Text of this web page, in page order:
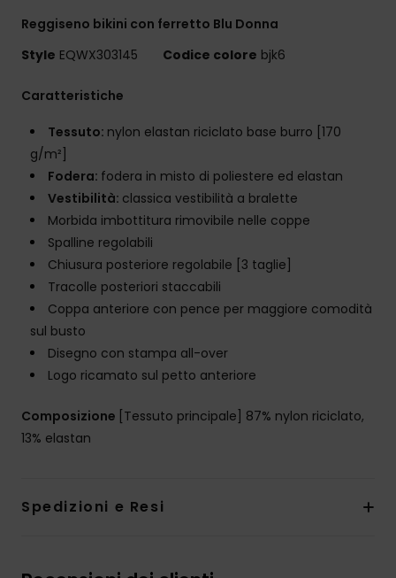
Reggiseno bikini con ferretto Blu Donna
Style EQWX303145 Codice colore bjk6
Caratteristiche
Tessuto: nylon elastan riciclato base burro [170
g/m²]
Fodera: fodera in misto di poliestere ed elastan
Vestibilità: classica vestibilità a bralette
Morbida imbottitura rimovibile nelle coppe
Spalline regolabili
Chiusura posteriore regolabile [3 taglie]
Tracolle posteriori staccabili
Coppa anteriore con pence per maggiore comodità
sul busto
Disegno con stampa all-over
Logo ricamato sul petto anteriore
Composizione [Tessuto principale] 87% nylon riciclato,
13% elastan
Spedizioni e Resi